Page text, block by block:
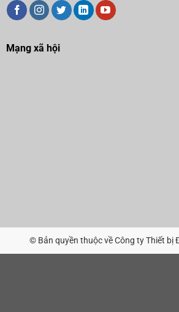
Mạng xã hội
© Bản quyền thuộc về Công ty Thiết bị